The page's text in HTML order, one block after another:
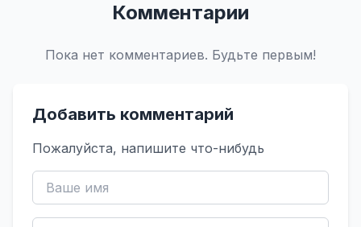
Комментарии
Пока нет комментариев. Будьте первым!
Добавить комментарий
Пожалуйста, напишите что-нибудь